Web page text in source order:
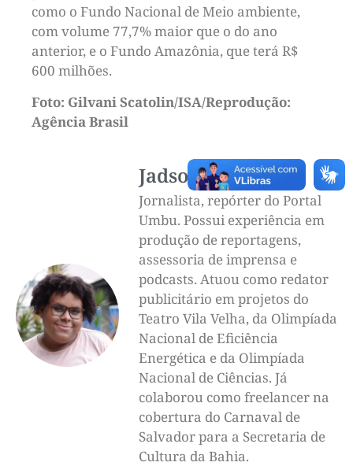
como o Fundo Nacional de Meio ambiente,
com volume 77,7% maior que o do ano
anterior, e o Fundo Amazônia, que terá R$
600 milhões.
Foto: Gilvani Scatolin/ISA/Reprodução:
Agência Brasil
Jadson Luigi
Jornalista, repórter do Portal
Umbu. Possui experiência em
produção de reportagens,
assessoria de imprensa e
podcasts. Atuou como redator
publicitário em projetos do
Teatro Vila Velha, da Olimpíada
Nacional de Eficiência
Energética e da Olimpíada
Nacional de Ciências. Já
colaborou como freelancer na
cobertura do Carnaval de
Salvador para a Secretaria de
Cultura da Bahia.